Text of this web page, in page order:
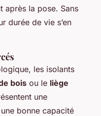
après la pose. Sans
durée de vie s’en
les isolants
bois ou le liège
une
bonne capacité